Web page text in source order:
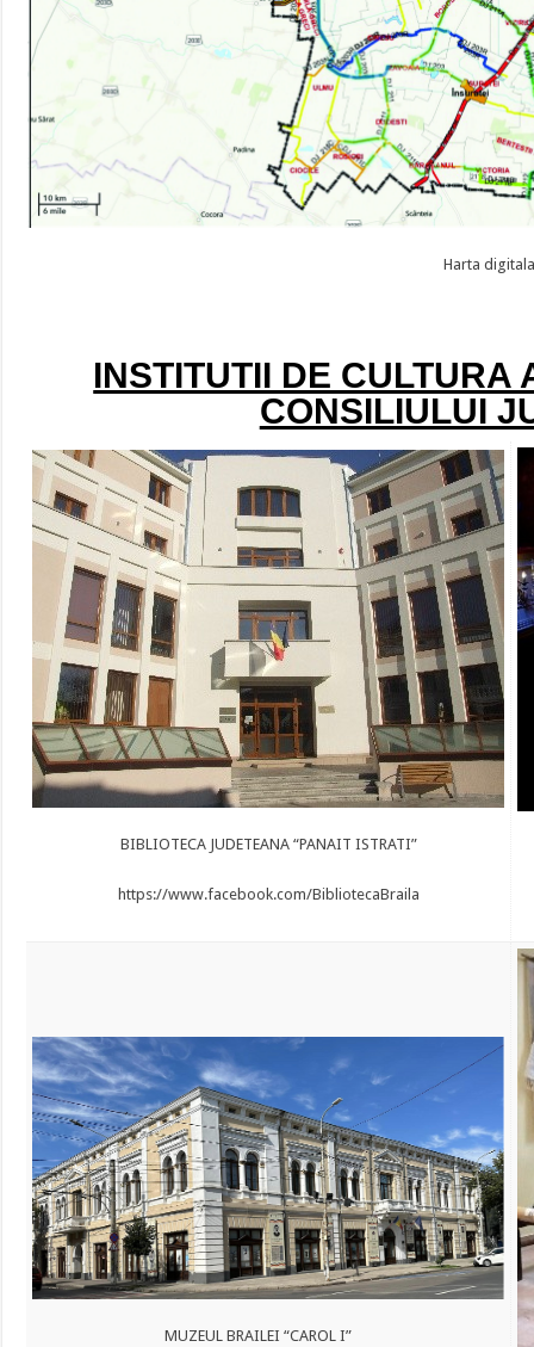
Harta
INSTITUTII DE CULTURA
CONSILIULUI
BIBLIOTECA JUDETEANA “PANAIT ISTRATI”
https://www.facebook.com/BibliotecaBraila
MUZEUL BRAILEI “CAROL I”